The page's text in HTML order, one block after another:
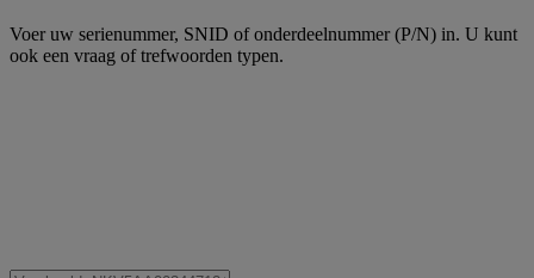
Voer uw serienummer, SNID of onderdeelnummer (P/N) in. U kunt
ook een vraag of trefwoorden typen.